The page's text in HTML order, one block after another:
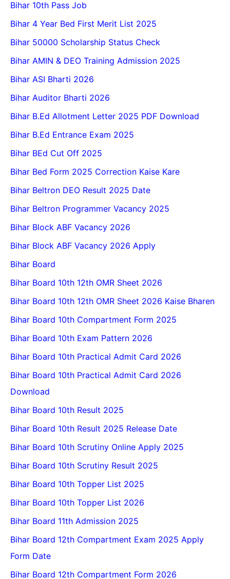
Bihar 10th Pass Job
Bihar 4 Year Bed First Merit List 2025
Bihar 50000 Scholarship Status Check
Bihar AMIN & DEO Training Admission 2025
Bihar ASI Bharti 2026
Bihar Auditor Bharti 2026
Bihar B.Ed Allotment Letter 2025 PDF Download
Bihar B.Ed Entrance Exam 2025
Bihar BEd Cut Off 2025
Bihar Bed Form 2025 Correction Kaise Kare
Bihar Beltron DEO Result 2025 Date
Bihar Beltron Programmer Vacancy 2025
Bihar Block ABF Vacancy 2026
Bihar Block ABF Vacancy 2026 Apply
Bihar Board
Bihar Board 10th 12th OMR Sheet 2026
Bihar Board 10th 12th OMR Sheet 2026 Kaise Bharen
Bihar Board 10th Compartment Form 2025
Bihar Board 10th Exam Pattern 2026
Bihar Board 10th Practical Admit Card 2026
Bihar Board 10th Practical Admit Card 2026
Download
Bihar Board 10th Result 2025
Bihar Board 10th Result 2025 Release Date
Bihar Board 10th Scrutiny Online Apply 2025
Bihar Board 10th Scrutiny Result 2025
Bihar Board 10th Topper List 2025
Bihar Board 10th Topper List 2026
Bihar Board 11th Admission 2025
Bihar Board 12th Compartment Exam 2025 Apply
Form Date
Bihar Board 12th Compartment Form 2026